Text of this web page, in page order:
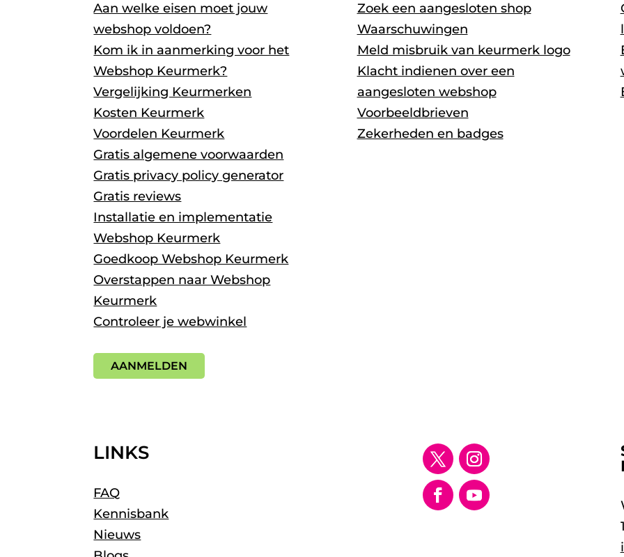
Aan welke eisen moet jouw
webshop voldoen?
Kom ik in aanmerking voor het
Webshop Keurmerk?
Vergelijking Keurmerken
Kosten Keurmerk
Voordelen Keurmerk
Gratis algemene voorwaarden
Gratis privacy policy generator
Gratis reviews
Installatie en implementatie
Webshop Keurmerk
Goedkoop Webshop Keurmerk
Overstappen naar Webshop
Keurmerk
Controleer je webwinkel
AANMELDEN
Zoek een aangesloten shop
Waarschuwingen
Meld misbruik van keurmerk logo
Klacht indienen over een
aangesloten webshop
Voorbeeldbrieven
Zekerheden en badges
LINKS
FAQ
Kennisbank
Nieuws